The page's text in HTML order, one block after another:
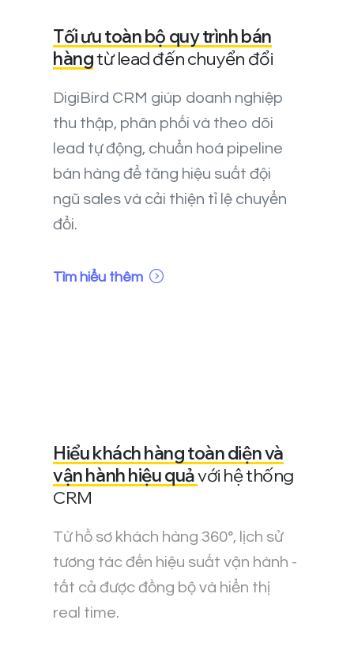
Tối ưu toàn bộ quy trình bán
hàngtừ lead đến chuyển đổi
DigiBird CRM giúp doanh nghiệp
thu thập, phân phối và theo dõi
lead tự động, chuẩn hoá pipeline
bán hàng để tăng hiệu suất đội
ngũ sales và cải thiện tỉ lệ chuyển
đổi.
Tìm hiểu thêm
Hiểu khách hàng toàn diện và
vận hành hiệu quảvới hệ thống
CRM
Từ hồ sơ khách hàng 360°, lịch sử
tương tác đến hiệu suất vận hành -
tất cả được đồng bộ và hiển thị
real time.